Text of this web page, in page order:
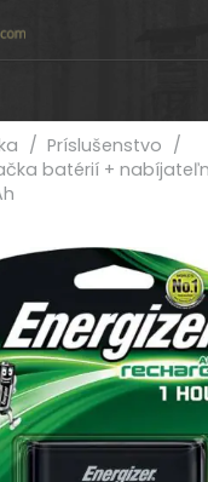
/ Príslušenstvo /
batérií +